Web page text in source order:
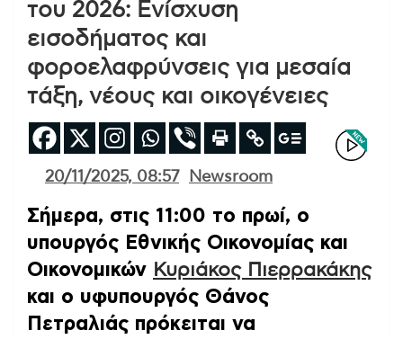
του 2026: Ενίσχυση
εισοδήματος και
φοροελαφρύνσεις για μεσαία
τάξη, νέους και οικογένειες
20/11/2025, 08:57 Newsroom
Σήμερα, στις 11:00 το πρωί, ο
υπουργός Εθνικής Οικονομίας και
Οικονομικών Κυριάκος Πιερρακάκης
και ο υφυπουργός Θάνος
Πετραλιάς πρόκειται να